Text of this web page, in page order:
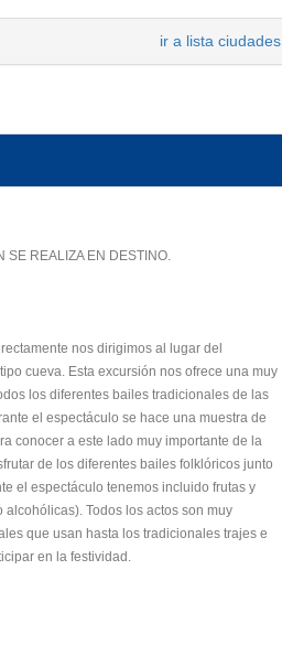
ir a lista ciudades
SE REALIZA EN DESTINO.
nos dirigimos al lugar del
cueva. Esta excursión nos ofrece una muy
los diferentes bailes tradicionales de las
el espectáculo se hace una muestra de
conocer a este lado muy importante de la
de los diferentes bailes folklóricos junto
el espectáculo tenemos incluido frutas y
Todos los actos son muy
que usan hasta los tradicionales trajes e
en la festividad.